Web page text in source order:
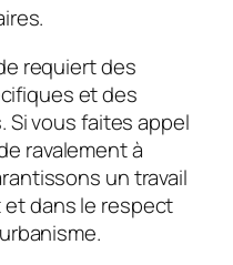
requiert des
et des
vous faites appel
ravalement à
un travail
et dans le respect